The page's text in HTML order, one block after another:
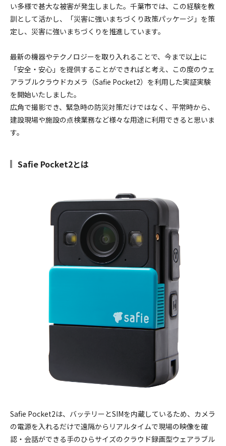
い多様で甚大な被害が発生しました。千葉市では、この経験を教
訓として活かし、「災害に強いまちづくり政策パッケージ」を策
定し、災害に強いまちづくりを推進しています。
最新の機器やテクノロジーを取り入れることで、今まで以上に
「安全・安心」を提供することができればと考え、この度のウェ
アラブルクラウドカメラ（Safie Pocket2）を利用した実証実験
を開始いたしました。
広角で撮影でき、緊急時の防災対策だけではなく、平常時から、
建設現場や施設の点検業務など様々な用途に利用できると思いま
す。
Safie Pocket2とは
Safie Pocket2は、バッテリーとSIMを内蔵しているため、カメラ
の電源を入れるだけで遠隔からリアルタイムで現場の映像を確
認・会話ができる手のひらサイズのクラウド録画型ウェアラブル